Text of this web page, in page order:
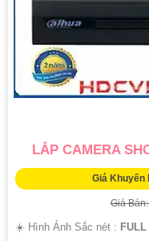
LẮP CAMERA
Giá Khuyến
Giá
☀️ Hình Ảnh Sắc nét :